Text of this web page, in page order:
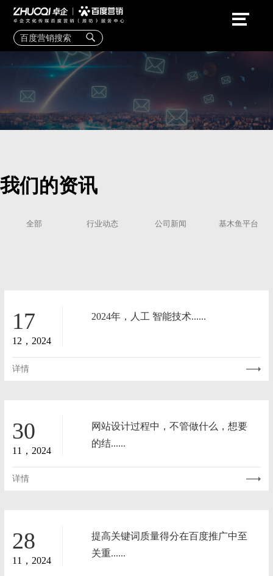
我们的资讯
全部 行业动态 公司新闻 基木鱼平台
17
12，2024
​2024年，人工 智能技术......
详情
30
11，2024
网站设计过程中，不管做什么，想要
的结......
详情
28
11，2024
提高关键词质量得分在百度推广中至
关重......